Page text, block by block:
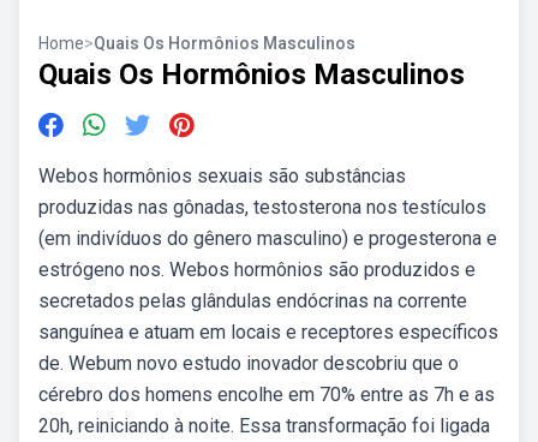
Home>Quais Os Hormônios Masculinos
Quais Os Hormônios Masculinos
Webos hormônios sexuais são substâncias
produzidas nas gônadas, testosterona nos testículos
(em indivíduos do gênero masculino) e progesterona e
estrógeno nos. Webos hormônios são produzidos e
secretados pelas glândulas endócrinas na corrente
sanguínea e atuam em locais e receptores específicos
de. Webum novo estudo inovador descobriu que o
cérebro dos homens encolhe em 70% entre as 7h e as
20h, reiniciando à noite. Essa transformação foi ligada